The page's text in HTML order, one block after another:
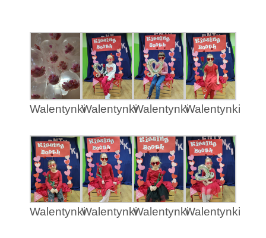
WalentynkiWalentynkiWalentynkiWalentynki
WalentynkiWalentynkiWalentynkiWalentynki